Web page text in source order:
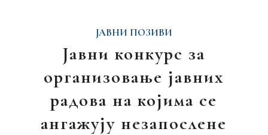
ЈАВНИ ПОЗИВИ
Јавни конкурс за
организовање јавних
радова на којима се
ангажују незапослене